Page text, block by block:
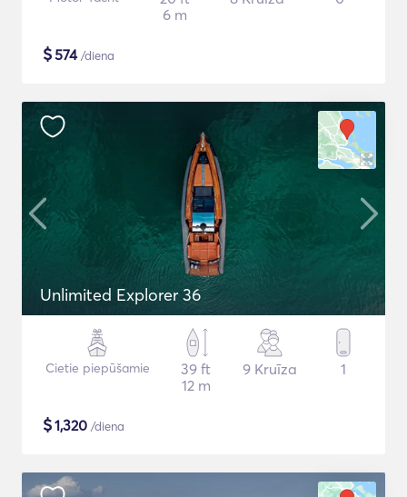
6 m
$574/diena
Unlimited Explorer 36
Cietie piepūšamie
39 ft
12 m
9 Kruīza 1
$1,320 /diena